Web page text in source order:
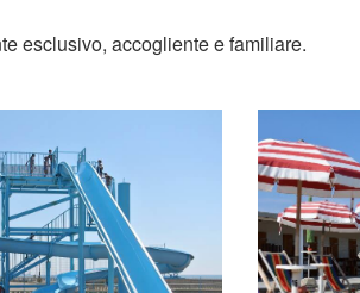
esclusivo, accogliente e familiare.